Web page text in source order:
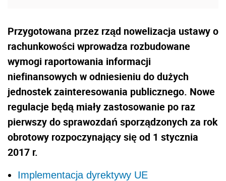
Przygotowana przez rząd nowelizacja ustawy o
rachunkowości wprowadza rozbudowane
wymogi raportowania informacji
niefinansowych w odniesieniu do dużych
jednostek zainteresowania publicznego. Nowe
regulacje będą miały zastosowanie po raz
pierwszy do sprawozdań sporządzonych za rok
obrotowy rozpoczynający się od 1 stycznia
2017 r.
Implementacja dyrektywy UE